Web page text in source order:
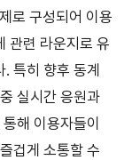
로 구성되어 이용
관련 라운지로 유
특히 향후 동계
실시간 응원과
해 이용자들이
겁게 소통할 수